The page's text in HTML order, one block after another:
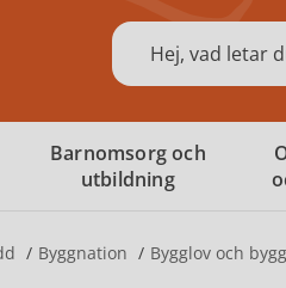
Sök
Barnomsorg och
utbildning
Byggnation Bygglov och